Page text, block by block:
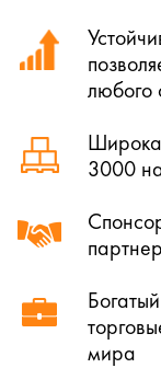
любого
3000
мира